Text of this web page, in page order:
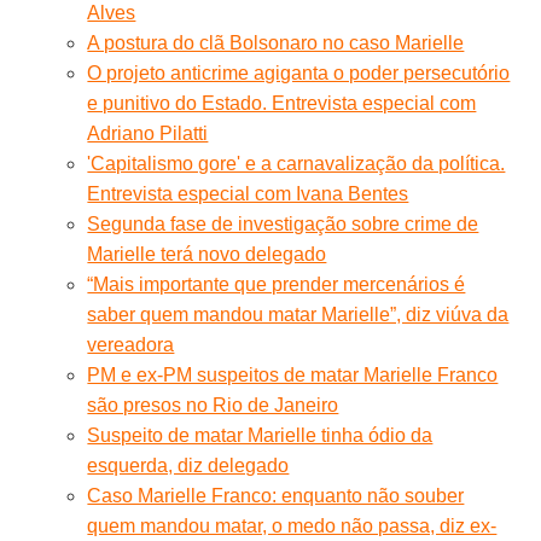
Alves
A postura do clã Bolsonaro no caso Marielle
O projeto anticrime agiganta o poder persecutório
e punitivo do Estado. Entrevista especial com
Adriano Pilatti
'Capitalismo gore' e a carnavalização da política.
Entrevista especial com Ivana Bentes
Segunda fase de investigação sobre crime de
Marielle terá novo delegado
“Mais importante que prender mercenários é
saber quem mandou matar Marielle”, diz viúva da
vereadora
PM e ex-PM suspeitos de matar Marielle Franco
são presos no Rio de Janeiro
Suspeito de matar Marielle tinha ódio da
esquerda, diz delegado
Caso Marielle Franco: enquanto não souber
quem mandou matar, o medo não passa, diz ex-